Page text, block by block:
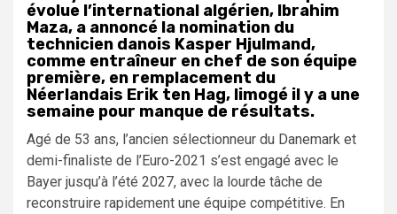
évolue l’international algérien, Ibrahim
Maza, a annoncé la nomination du
technicien danois Kasper Hjulmand,
comme entraîneur en chef de son équipe
première, en remplacement du
Néerlandais Erik ten Hag, limogé il y a une
semaine pour manque de résultats.
Agé de 53 ans, l’ancien sélectionneur du Danemark et
demi-finaliste de l’Euro-2021 s’est engagé avec le
Bayer jusqu’à l’été 2027, avec la lourde tâche de
reconstruire rapidement une équipe compétitive. En